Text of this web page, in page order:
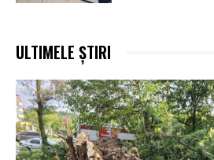
ULTIMELE ȘTIRI